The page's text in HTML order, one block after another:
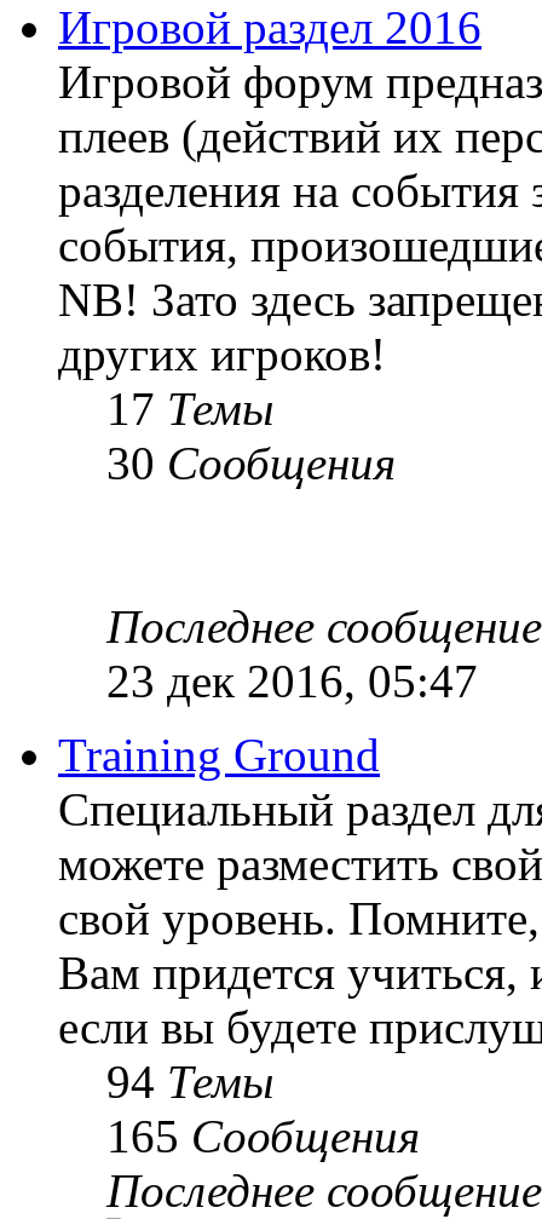
Игровой раздел 2016
Игровой форум
плеев (действий их
разделения на
события,
NB! Зато здесь
других игроков!
17 Темы
30 Сообщения
Последнее сообщение
23 дек 2016, 05:47
Training Ground
Специальный раздел
можете разместить
свой уровень. Помните,
Вам придется учиться,
если вы будете
94 Темы
165 Сообщения
Последнее сообщение